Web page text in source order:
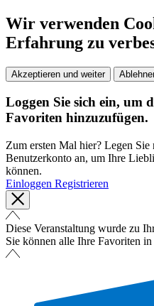
Wir verwenden
Erfahrung zu
Akzeptieren und weiter
Loggen Sie sich ein, um
Favoriten hinzuzufügen.
Zum ersten Mal hier? Legen
Benutzerkonto an, um Ihre
können.
Einloggen Registrieren
Diese Veranstaltung wurde zu
Sie können alle Ihre Favoriten